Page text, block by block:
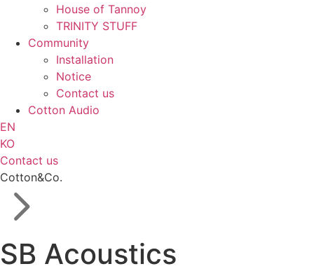
House of Tannoy
TRINITY STUFF
Community
Installation
Notice
Contact us
Cotton Audio
EN
KO
Contact us
Cotton&Co.
SB Acoustics